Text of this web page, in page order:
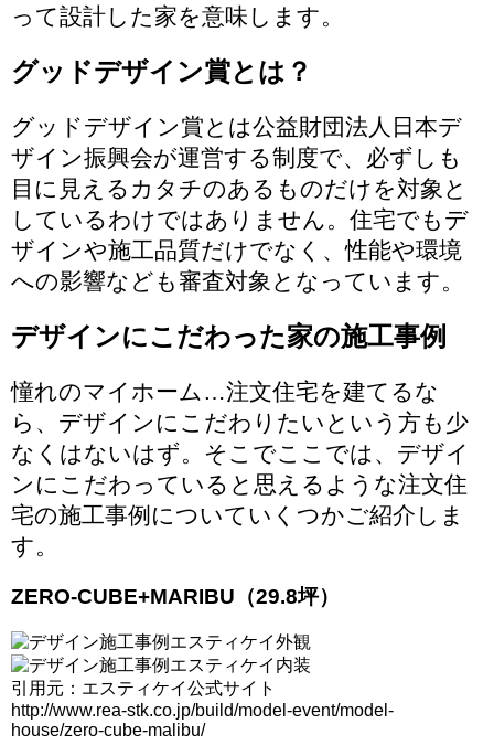
って設計した家を意味します。
グッドデザイン賞とは？
グッドデザイン賞とは公益財団法人日本デ
ザイン振興会が運営する制度で、必ずしも
目に見えるカタチのあるものだけを対象と
しているわけではありません。住宅でもデ
ザインや施工品質だけでなく、性能や環境
への影響なども審査対象 となっています。
デザインにこだわった家の施工事例
憧れのマイホーム…注文住宅を建てるな
ら、デザインにこだわりたいという方も少
なくはないはず。そこでここでは、デザイ
ンにこだわっていると思えるような注文住
宅の施工事例についていくつかご紹介しま
す。
ZERO-CUBE+MARIBU（29.8坪）
引用元：エスティケイ公式サイト
http://www.rea-stk.co.jp/build/model-event/model-
house/zero-cube-malibu/